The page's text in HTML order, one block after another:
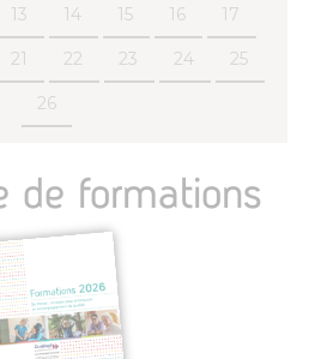
13 14 15 16 17
21 22 23 24 25
26
de formations